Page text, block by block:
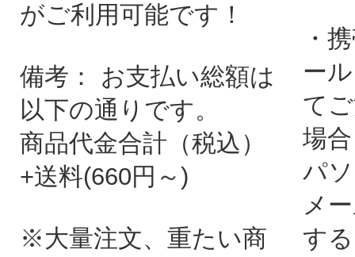
がご利用可能です！
備考： お支払い総額は
以下の通りです。
商品代金合計（税込）
+送料(660円～)
※大量注文、重たい商
・
ー
て
場合
パ
メ
す